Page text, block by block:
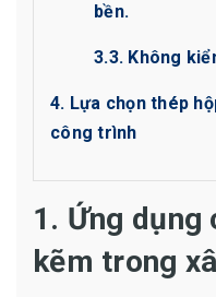
bền.
3.3. Không
4. Lựa chọn thép
công trình
1. Ứng dụng
kẽm trong